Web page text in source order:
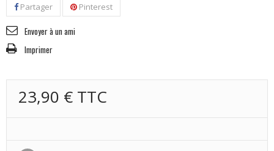
Partager
Pinterest
Envoyer à un ami
Imprimer
23,90 € TTC